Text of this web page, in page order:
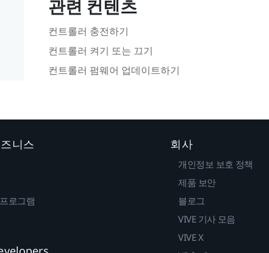
관련 컨텐츠
컨트롤러 충전하기
컨트롤러 켜기 또는 끄기
컨트롤러 펌웨어 업데이트하기
니스
로그램
회사
개인정보 보호 정책
제품 보안
블로그
VIVE 기사 모음
VIVE X